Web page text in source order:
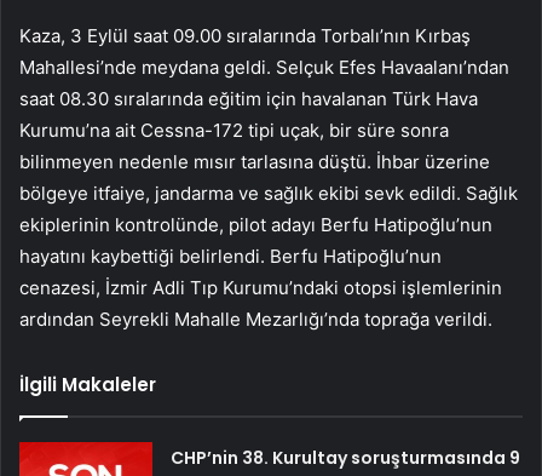
Kaza, 3 Eylül saat 09.00 sıralarında Torbalı’nın Kırbaş
Mahallesi’nde meydana geldi. Selçuk Efes Havaalanı’ndan
saat 08.30 sıralarında eğitim için havalanan Türk Hava
Kurumu’na ait Cessna-172 tipi uçak, bir süre sonra
bilinmeyen nedenle mısır tarlasına düştü. İhbar üzerine
bölgeye itfaiye, jandarma ve sağlık ekibi sevk edildi. Sağlık
ekiplerinin kontrolünde, pilot adayı Berfu Hatipoğlu’nun
hayatını kaybettiği belirlendi. Berfu Hatipoğlu’nun
cenazesi, İzmir Adli Tıp Kurumu’ndaki otopsi işlemlerinin
ardından Seyrekli Mahalle Mezarlığı’nda toprağa verildi.
İlgili Makaleler
CHP’nin 38. Kurultay soruşturmasında 9